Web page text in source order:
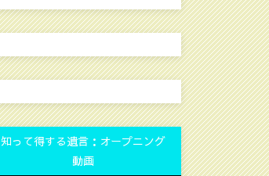
知って得する遺言：オープニング
動画